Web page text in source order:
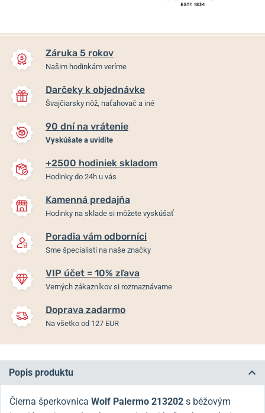
Záruka 5 rokov
Našim hodinkám veríme
Darčeky k objednávke
Švajčiarsky nôž, naťahovač a iné
90 dní na vrátenie
Vyskúšate a uvidíte
+2500 hodiniek skladom
Hodinky do 24h u vás
Kamenná predajňa
Hodinky na sklade si môžete vyskúšať
Poradia vám odborníci
Sme špecialisti na naše značky
VIP účet = 10% zľava
Verných zákazníkov si rozmaznávame
Doprava zadarmo
Na všetko od 127 EUR
Popis produktu
Čierna šperkovnica Wolf Palermo 213202 s béžovým